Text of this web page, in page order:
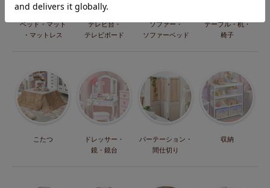
ベッド・マット
・マットレス
テレビ台・
テレビボード
ソファー・
ソファーベッド
テーブル・机・
椅子
こたつ
ドレッサー・
鏡・鏡台
パーテーション・
間仕切り
収納